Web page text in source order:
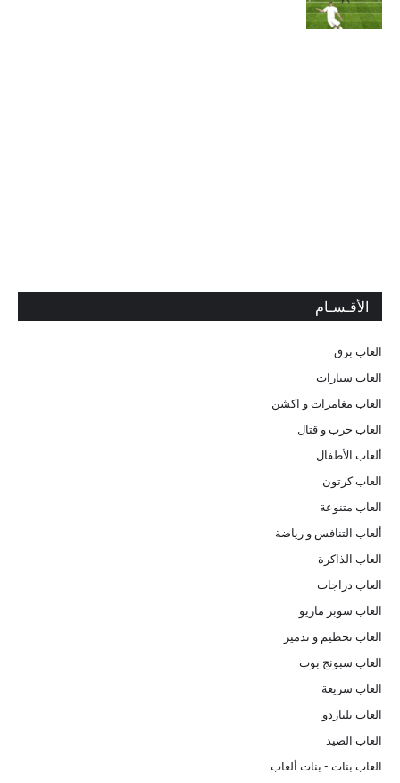
الأقـسـام
العاب برق
العاب سيارات
العاب مغامرات و اكشن
العاب حرب و قتال
ألعاب الأطفال
العاب كرتون
العاب متنوعة
ألعاب التنافس و رياضة
العاب الذاكرة
العاب دراجات
العاب سوبر ماريو
العاب تحطيم و تدمير
العاب سبونج بوب
العاب سريعة
العاب بلياردو
العاب الصيد
العاب بنات - بنات ألعاب